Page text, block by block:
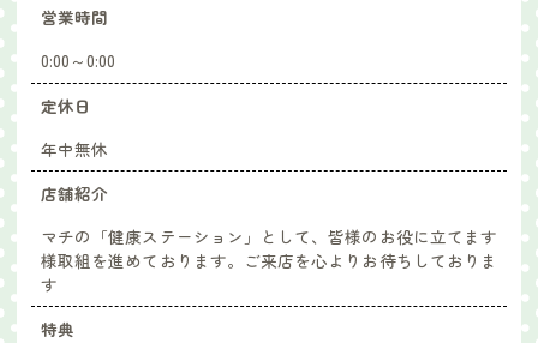
営業時間
0:00～0:00
定休日
年中無休
店舗紹介
マチの「健康ステーション」として、皆様のお役に立てます
様取組を進めております。ご来店を心よりお待ちしておりま
す
特典